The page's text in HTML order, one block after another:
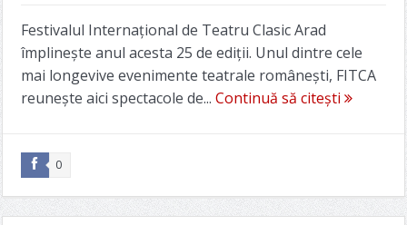
Festivalul Internațional de Teatru Clasic Arad
împlinește anul acesta 25 de ediții. Unul dintre cele
mai longevive evenimente teatrale românești, FITCA
reunește aici spectacole de... Continuă să citești
0